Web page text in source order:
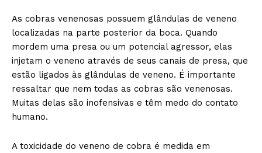
As cobras venenosas possuem glândulas de veneno
localizadas na parte posterior da boca. Quando
mordem uma presa ou um potencial agressor, elas
injetam o veneno através de seus canais de presa, que
estão ligados às glândulas de veneno. É importante
ressaltar que nem todas as cobras são venenosas.
Muitas delas são inofensivas e têm medo do contato
humano.
A toxicidade do veneno de cobra é medida em